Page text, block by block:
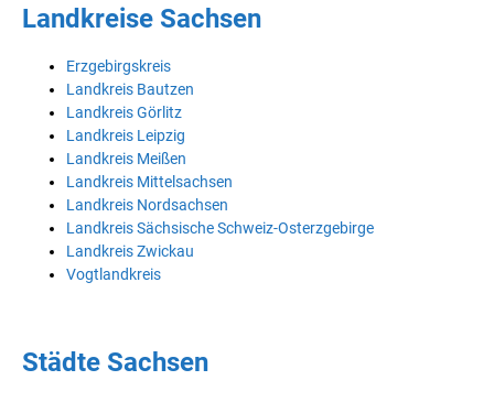
Landkreise Sachsen
Erzgebirgskreis
Landkreis Bautzen
Landkreis Görlitz
Landkreis Leipzig
Landkreis Meißen
Landkreis Mittelsachsen
Landkreis Nordsachsen
Landkreis Sächsische Schweiz-Osterzgebirge
Landkreis Zwickau
Vogtlandkreis
Städte Sachsen